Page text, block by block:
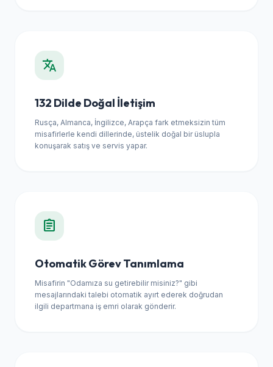
translate
132 Dilde Doğal İletişim
Rusça, Almanca, İngilizce, Arapça fark etmeksizin tüm
misafirlerle kendi dillerinde, üstelik doğal bir üslupla
konuşarak satış ve servis yapar.
assignment
Otomatik Görev Tanımlama
Misafirin "Odamıza su getirebilir misiniz?" gibi
mesajlarındaki talebi otomatik ayırt ederek doğrudan
ilgili departmana iş emri olarak gönderir.